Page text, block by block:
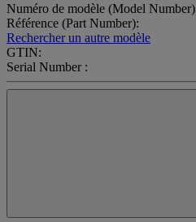
Numéro de modèle (Model
Référence (Part Number):
Rechercher un autre modèle
GTIN:
Serial Number :